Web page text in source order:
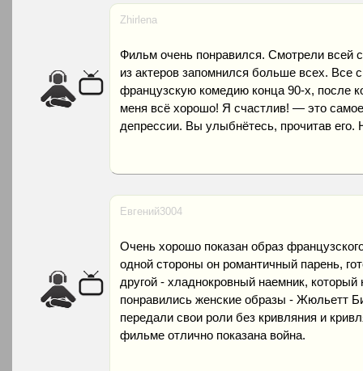
Zhirlena
Фильм очень понравился. Смотрели всей
из актеров запомнился больше всех. Все
французскую комедию конца 90-х, после
меня всё хорошо! Я счастлив! — это
депрессии. Вы улыбнётесь, прочитав его.
Евгений3004
Очень хорошо показан образ
одной стороны он романтичный парень,
другой - хладнокровный наемник,
понравились женские образы - Жюльетт
передали свои роли без кривляния и
фильме отлично показана война.